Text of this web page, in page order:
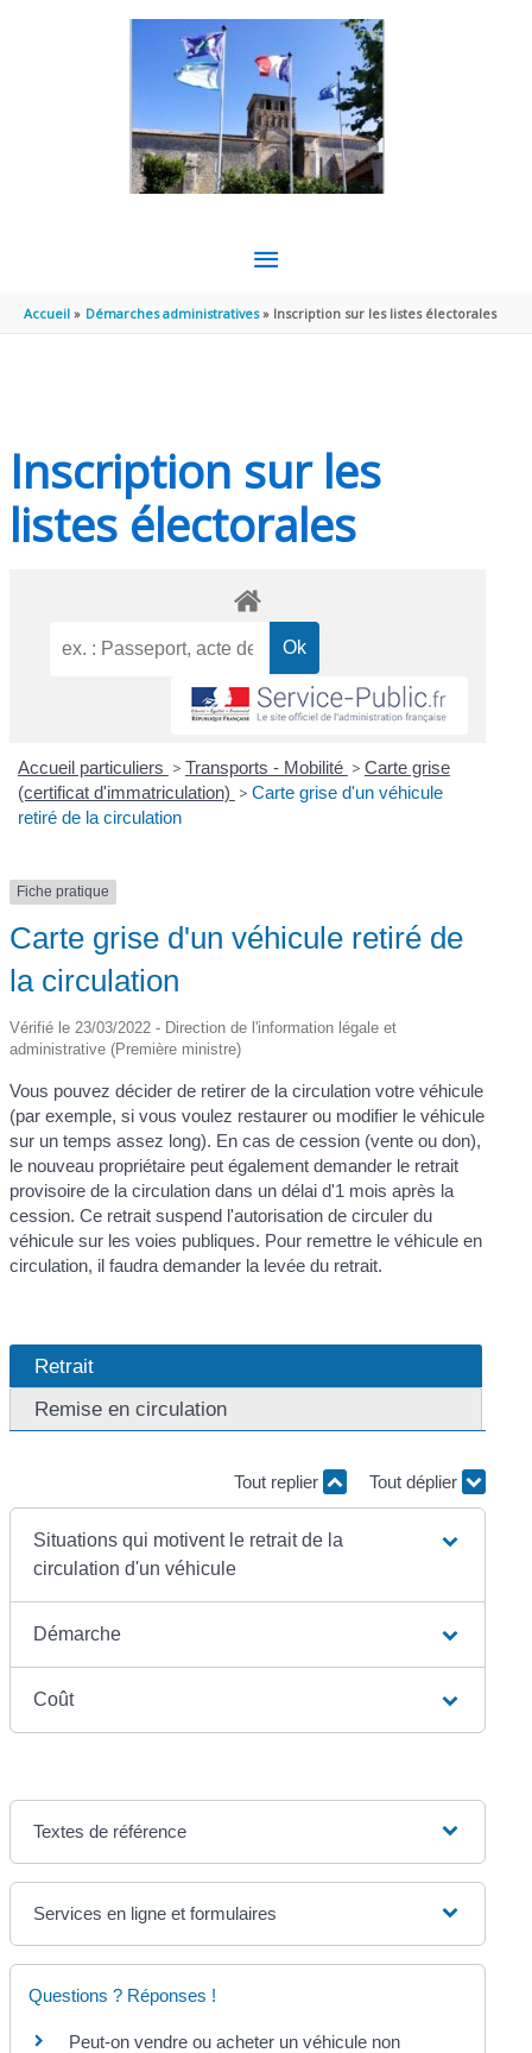
MENU
PRINCIPAL
Accueil Démarches administratives Inscription sur les listes électorales
Inscription sur les
listes électorales
Accueil particuliers > Transports - Mobilité > Carte grise
(certificat d'immatriculation) > Carte grise d'un véhicule
retiré de la circulation
Fiche pratique
Carte grise d'un véhicule retiré de
la circulation
Vérifié le 23/03/2022 - Direction de l'information légale et
administrative (Première ministre)
Vous pouvez décider de retirer de la circulation votre véhicule
(par exemple, si vous voulez restaurer ou modifier le véhicule
sur un temps assez long). En cas de cession (vente ou don),
le nouveau propriétaire peut également demander le retrait
provisoire de la circulation dans un délai d'1 mois après la
cession. Ce retrait suspend l'autorisation de circuler du
véhicule sur les voies publiques. Pour remettre le véhicule en
circulation, il faudra demander la levée du retrait.
Retrait
Remise en circulation
Tout replier Tout déplier
Situations qui motivent le retrait de la
circulation d'un véhicule
Démarche
Coût
Textes de référence
Services en ligne et formulaires
Questions ? Réponses !
Peut-on vendre ou acheter un véhicule non